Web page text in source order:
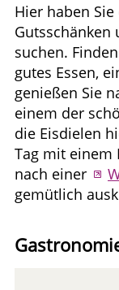
Hier haben
Gutsschänken
suchen.
gutes Essen,
genießen Sie
einem der
die Eisdielen
Tag mit einem
nach einer
gemütlich